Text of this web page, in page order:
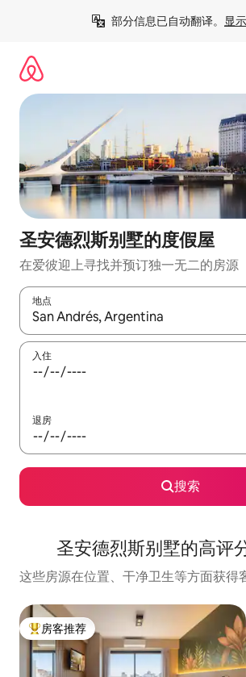
部分信息已自动翻译。 显
圣安德烈斯别墅的度假屋
在爱彼迎上寻找并预订独一无二的房源
地点
如有搜索结果，请使用上下方向键查看，
入住
退房
搜索
圣安德烈斯别墅的高评
这些房源在位置、干净卫生等方面获得
热门「房客推荐」
房客推荐